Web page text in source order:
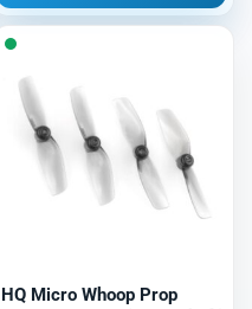
HQ Micro Whoop Prop